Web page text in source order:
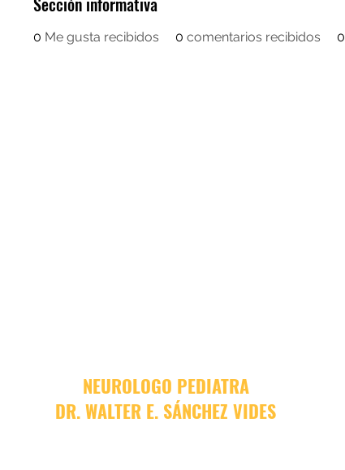
0 Me gusta recibidos 0 comentarios recibidos 0
NEUROLOGO PEDIATRA
DR. WALTER E. SÁNCHEZ VIDES